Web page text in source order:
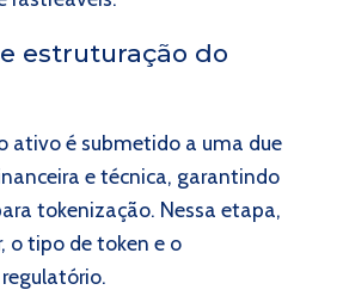
e estruturação do
ativo é submetido a uma due
e técnica, garantindo
tokenização. Nessa etapa,
o tipo de token e o